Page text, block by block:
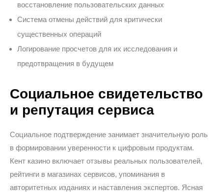
восстановление пользовательских данных
Система отмены действий для критически
существенных операций
Логирование просчетов для их исследования и
предотвращения в будущем
Социальное свидетельство
и репутация сервиса
Социальное подтверждение занимает значительную роль
в формировании уверенности к цифровым продуктам.
Кент казино включает отзывы реальных пользователей,
рейтинги в магазинах сервисов, упоминания в
авторитетных изданиях и наставления экспертов. Ясная